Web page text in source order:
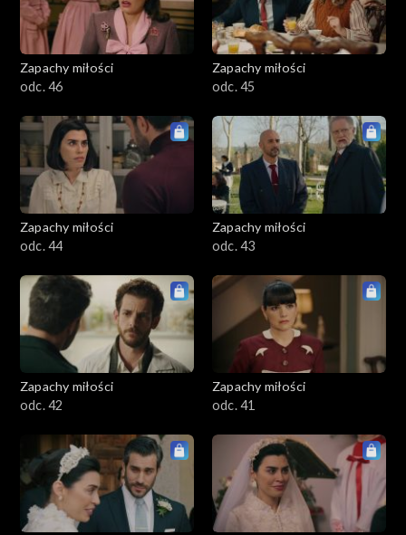
Zapachy miłości
odc. 46
Zapachy miłości
odc. 45
Zapachy miłości
odc. 44
Zapachy miłości
odc. 43
Zapachy miłości
odc. 42
Zapachy miłości
odc. 41